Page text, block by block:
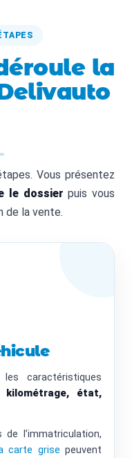
la
Vous présentez
le dossier puis vous
de la vente.
caractéristiques
kilométrage, état,
l’immatriculation,
carte grise peuvent